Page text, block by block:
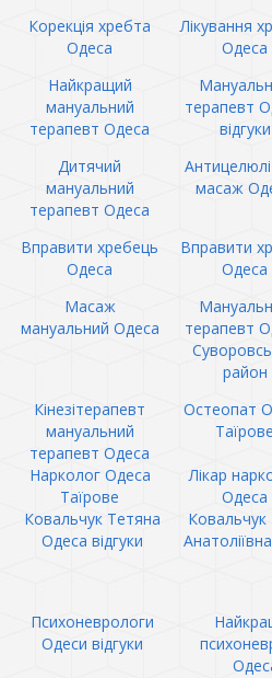
Корекція хребта
Одеса
Лікування
Одеса
Найкращий
мануальний
терапевт Одеса
терапевт
відгуки
Дитячий
мануальний
терапевт Одеса
масаж
Вправити хребець
Одеса
Вправити
Одеса
Масаж
мануальний Одеса
терапевт
район
Кінезітерапевт
мануальний
терапевт Одеса
Остеопат
Таїрове
Нарколог Одеса
Таїрове
Лікар
Одеса
Ковальчук Тетяна
Одеса відгуки
Ковальчук
Психоневрологи
Одеси відгуки